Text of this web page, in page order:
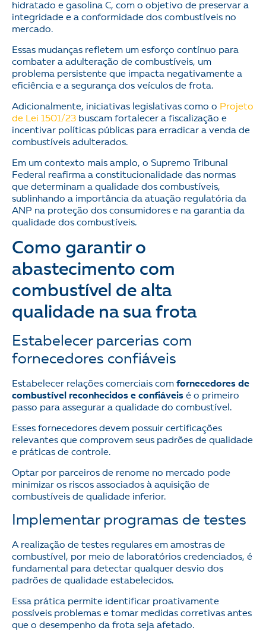
hidratado e gasolina C, com o objetivo de preservar a
integridade e a conformidade dos combustíveis no
mercado.
Essas mudanças refletem um esforço contínuo para
combater a adulteração de combustíveis, um
problema persistente que impacta negativamente a
eficiência e a segurança dos veículos de frota.
Adicionalmente, iniciativas legislativas como o Projeto
de Lei 1501/23 buscam fortalecer a fiscalização e
incentivar políticas públicas para erradicar a venda de
combustíveis adulterados.
Em um contexto mais amplo, o Supremo Tribunal
Federal reafirma a constitucionalidade das normas
que determinam a qualidade dos combustíveis,
sublinhando a importância da atuação regulatória da
ANP na proteção dos consumidores e na garantia da
qualidade dos combustíveis.
Como garantir o
abastecimento com
combustível de alta
qualidade na sua frota
Estabelecer parcerias com
fornecedores confiáveis
Estabelecer relações comerciais com fornecedores de
combustível reconhecidos e confiáveis é o primeiro
passo para assegurar a qualidade do combustível.
Esses fornecedores devem possuir certificações
relevantes que comprovem seus padrões de qualidade
e práticas de controle.
Optar por parceiros de renome no mercado pode
minimizar os riscos associados à aquisição de
combustíveis de qualidade inferior.
Implementar programas de testes
A realização de testes regulares em amostras de
combustível, por meio de laboratórios credenciados, é
fundamental para detectar qualquer desvio dos
padrões de qualidade estabelecidos.
Essa prática permite identificar proativamente
possíveis problemas e tomar medidas corretivas antes
que o desempenho da frota seja afetado.